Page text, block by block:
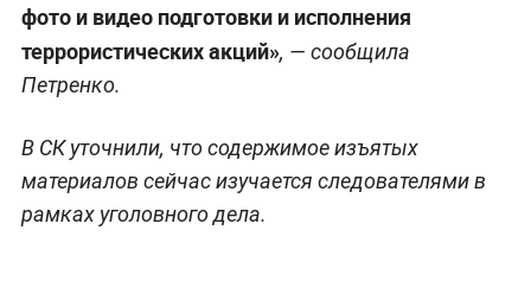
фото и видео подготовки и исполнения
террористических акций», — сообщила
Петренко.
В СК уточнили, что содержимое изъятых
материалов сейчас изучается следователями в
рамках уголовного дела.